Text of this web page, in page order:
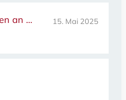
an … 15. Mai 2025